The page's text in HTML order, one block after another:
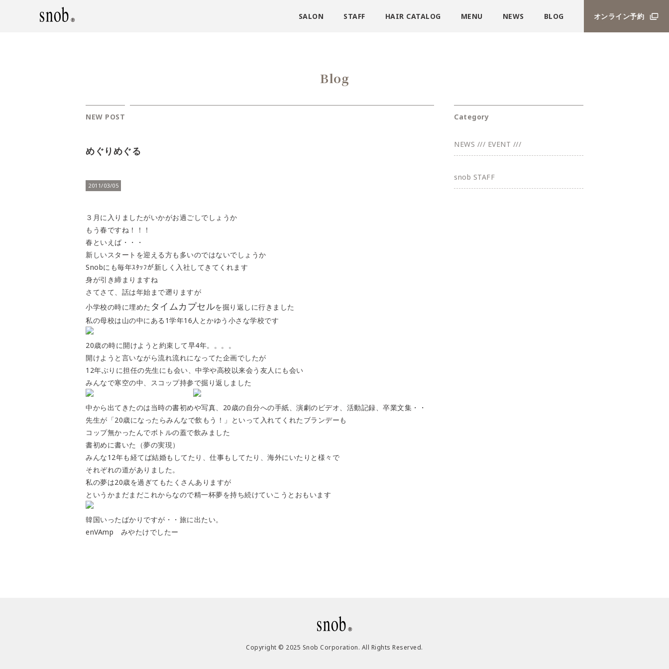
SALON STAFF HAIR CATALOG MENU NEWS BLOG オンライン予約
Blog
NEW POST
めぐりめぐる
2011/03/05
３月に入りましたがいかがお過ごしでしょうか
もう春ですね！！！
春といえば・・・
新しいスタートを迎える方も多いのではないでしょうか
Snobにも毎年ｽﾀｯﾌが新しく入社してきてくれます
身が引き締まりますね
さてさて、話は年始まで遡りますが
小学校の時に埋めた タイムカプセルを掘り返しに行きました
私の母校は山の中にある1学年16人とかゆう小さな学校です
20歳の時に開けようと約束して早4年。。。。
開けようと言いながら流れ流れになってた企画でしたが
12年ぶりに担任の先生にも会い、中学や高校以来会う友人にも会い
みんなで寒空の中、スコップ持参で掘り返しました
中から出てきたのは当時の書初めや写真、20歳の自分への手紙、演劇のビデオ、活動記録、卒業文集・・
先生が「20歳になったらみんなで飲もう！」といって入れてくれたブランデーも
コップ無かったんでボトルの蓋で飲みました
書初めに書いた（夢の実現）
みんな12年も経てば結婚もしてたり、仕事もしてたり、海外にいたりと様々で
それぞれの道がありました。
私の夢は20歳を過ぎてもたくさんありますが
というかまだまだこれからなので精一杯夢を持ち続けていこうとおもいます
韓国いったばかりですが・・旅に出たい。
enVAmp みやたけでしたー
Category
NEWS /// EVENT ///
snob STAFF
Copyright © 2025 Snob Corporation. All Rights Reserved.